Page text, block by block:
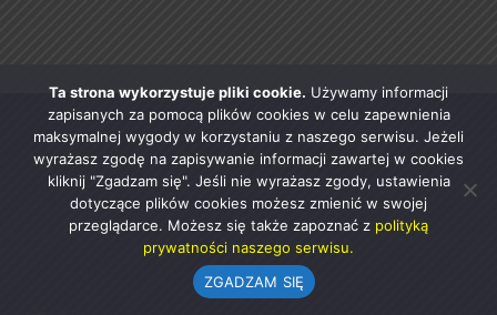
Ta strona wykorzystuje pliki cookie. Używamy informacji
zapisanych za pomocą plików cookies w celu zapewnienia
maksymalnej wygody w korzystaniu z naszego serwisu. Jeżeli
wyrażasz zgodę na zapisywanie informacji zawartej w cookies
kliknij "Zgadzam się". Jeśli nie wyrażasz zgody, ustawienia
dotyczące plików cookies możesz zmienić w swojej
przeglądarce. Możesz się także zapoznać z polityką
prywatności naszego serwisu.
ZGADZAM SIĘ